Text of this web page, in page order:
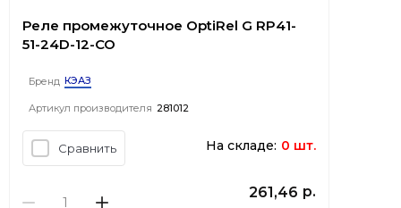
Реле промежуточное OptiRel G RP41-
51-24D-12-CO
Бренд КЭАЗ
Артикул производителя 281012
Сравнить На складе: 0 шт.
261,46 р.